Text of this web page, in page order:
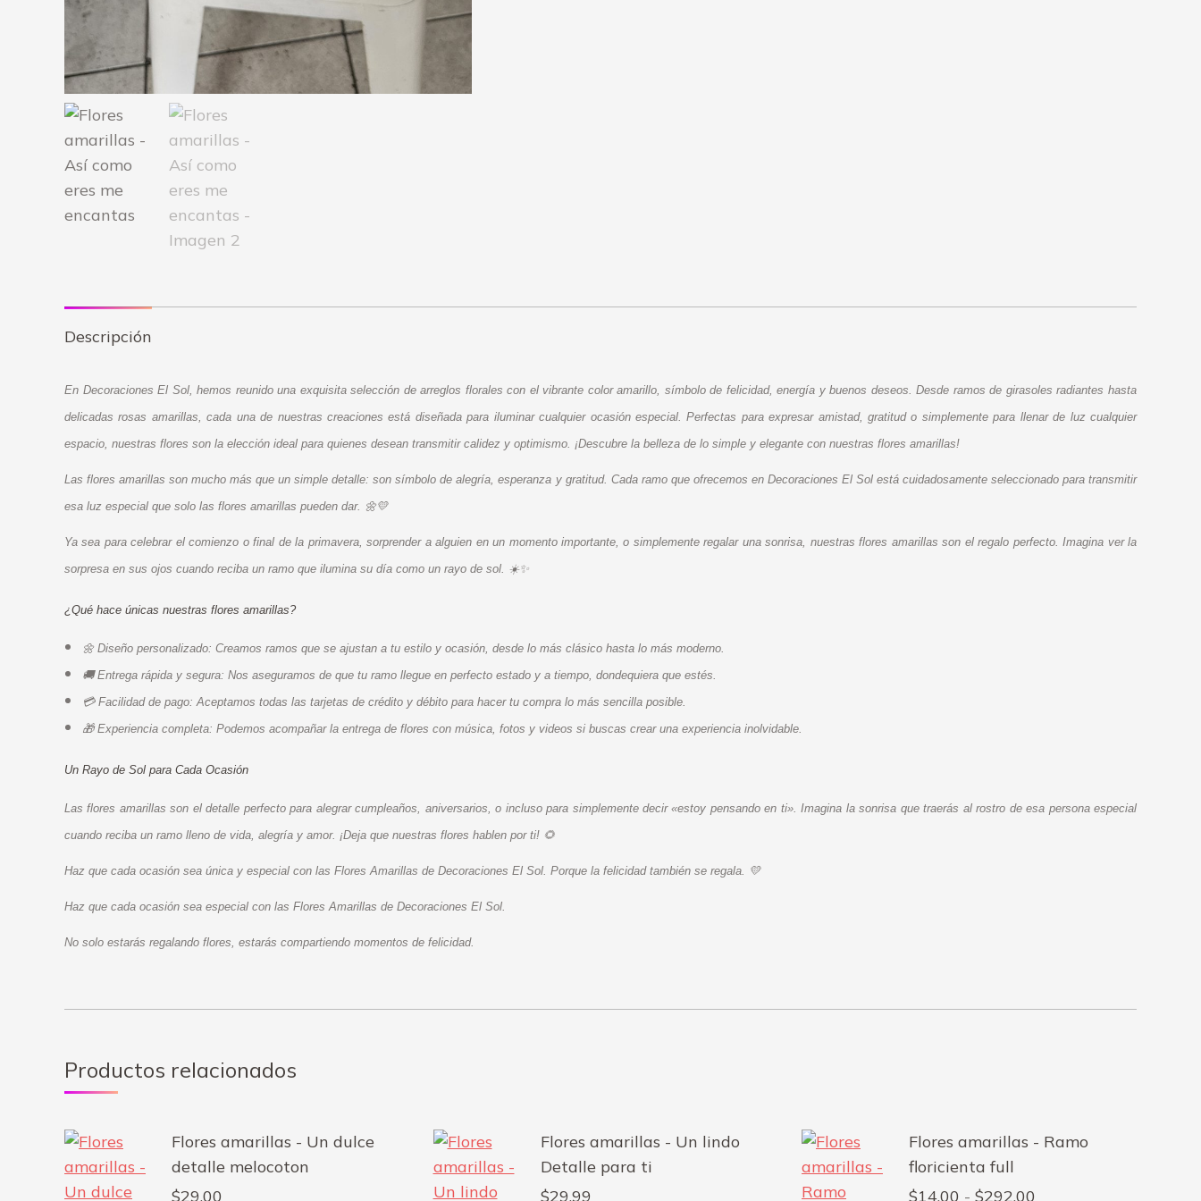
Descripción
En Decoraciones El Sol, hemos reunido una exquisita selección de arreglos florales con el vibrante color amarillo, símbolo de felicidad, energía y buenos deseos. Desde ramos de girasoles radiantes hasta
delicadas rosas amarillas, cada una de nuestras creaciones está diseñada para iluminar cualquier ocasión especial. Perfectas para expresar amistad, gratitud o simplemente para llenar de luz cualquier
espacio, nuestras flores son la elección ideal para quienes desean transmitir calidez y optimismo. ¡Descubre la belleza de lo simple y elegante con nuestras flores amarillas!
Las flores amarillas son mucho más que un simple detalle: son símbolo de alegría, esperanza y gratitud. Cada ramo que ofrecemos en Decoraciones El Sol está cuidadosamente seleccionado para transmitir
esa luz especial que solo las flores amarillas pueden dar. 🌼💛
Ya sea para celebrar el comienzo o final de la primavera, sorprender a alguien en un momento importante, o simplemente regalar una sonrisa, nuestras flores amarillas son el regalo perfecto. Imagina ver la
sorpresa en sus ojos cuando reciba un ramo que ilumina su día como un rayo de sol. ☀️✨
¿Qué hace únicas nuestras flores amarillas?
🌼 Diseño personalizado: Creamos ramos que se ajustan a tu estilo y ocasión, desde lo más clásico hasta lo más moderno.
🚚 Entrega rápida y segura: Nos aseguramos de que tu ramo llegue en perfecto estado y a tiempo, dondequiera que estés.
💳 Facilidad de pago: Aceptamos todas las tarjetas de crédito y débito para hacer tu compra lo más sencilla posible.
🎁 Experiencia completa: Podemos acompañar la entrega de flores con música, fotos y videos si buscas crear una experiencia inolvidable.
Un Rayo de Sol para Cada Ocasión
Las flores amarillas son el detalle perfecto para alegrar cumpleaños, aniversarios, o incluso para simplemente decir «estoy pensando en ti». Imagina la sonrisa que traerás al rostro de esa persona especial
cuando reciba un ramo lleno de vida, alegría y amor. ¡Deja que nuestras flores hablen por ti! 🌻
Haz que cada ocasión sea única y especial con las Flores Amarillas de Decoraciones El Sol. Porque la felicidad también se regala. 💛
Haz que cada ocasión sea especial con las Flores Amarillas de Decoraciones El Sol.
No solo estarás regalando flores, estarás compartiendo momentos de felicidad.
Productos relacionados
Flores amarillas - Un dulce
detalle melocoton
$29.00
Flores amarillas - Un lindo
Detalle para ti
$29.99
Flores amarillas - Ramo
floricienta full
$14.00 - $292.00